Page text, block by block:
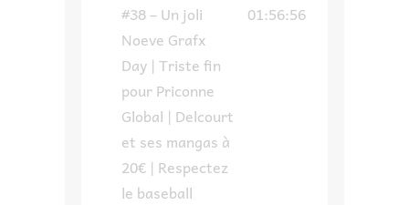
#38 – Un joli
Noeve Grafx
Day | Triste fin
pour Priconne
Global | Delcourt
et ses mangas à
20€ | Respectez
le baseball
01:56:56